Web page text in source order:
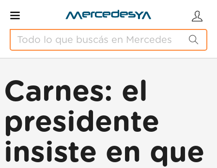
Carnes: el
presidente
insiste en que